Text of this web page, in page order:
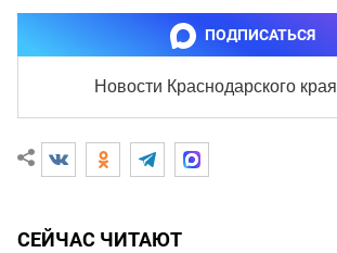
ПОДПИСАТЬСЯ
Новости Краснодарского края
СЕЙЧАС ЧИТАЮТ